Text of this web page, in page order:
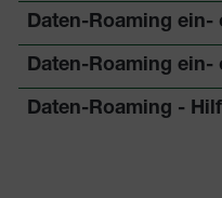
Daten-Roaming ein-
Daten-Roaming ein-
Daten-Roaming -